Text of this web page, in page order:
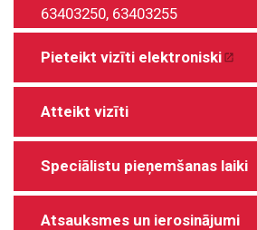
63403250, 63403255
Pieteikt vizīti elektroniski
Atteikt vizīti
Speciālistu pieņemšanas laiki
Atsauksmes un ierosinājumi